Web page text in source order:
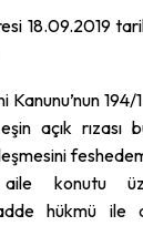
18.09.2019
Kanunu’nun
açık rızası
konutu
hükmü